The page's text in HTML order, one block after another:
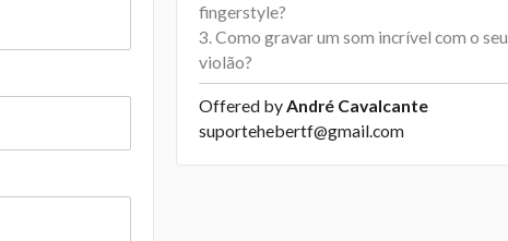
fingerstyle?
3. Como gravar um som incrível com o seu
violão?
Offered byAndré Cavalcante
suportehebertf@gmail.com